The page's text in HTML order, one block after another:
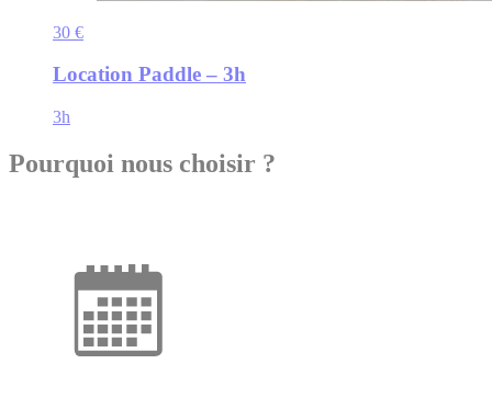
30 €
Location Paddle – 3h
3h
Pourquoi nous choisir ?